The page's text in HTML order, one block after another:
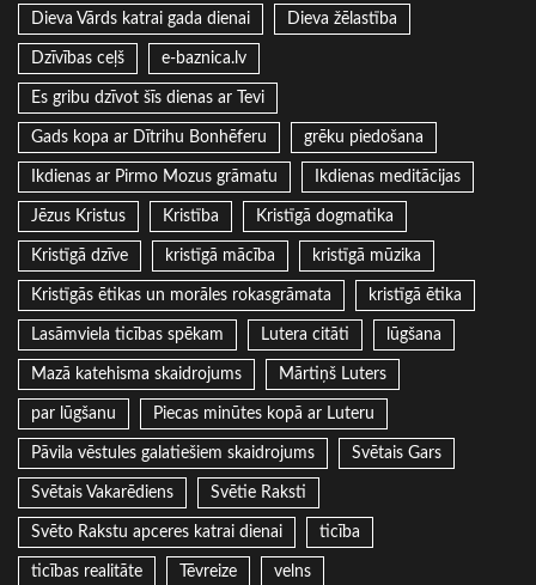
Dieva Vārds katrai gada dienai Dieva žēlastība
Dzīvības ceļš e-baznica.lv
Es gribu dzīvot šīs dienas ar Tevi
Gads kopa ar Dītrihu Bonhēferu grēku piedošana
Ikdienas ar Pirmo Mozus grāmatu Ikdienas meditācijas
Jēzus Kristus Kristība Kristīgā dogmatika
Kristīgā dzīve kristīgā mācība kristīgā mūzika
Kristīgās ētikas un morāles rokasgrāmata kristīgā ētika
Lasāmviela ticības spēkam Lutera citāti lūgšana
Mazā katehisma skaidrojums Mārtiņš Luters
par lūgšanu Piecas minūtes kopā ar Luteru
Pāvila vēstules galatiešiem skaidrojums Svētais Gars
Svētais Vakarēdiens Svētie Raksti
Svēto Rakstu apceres katrai dienai ticība
ticības realitāte Tēvreize velns